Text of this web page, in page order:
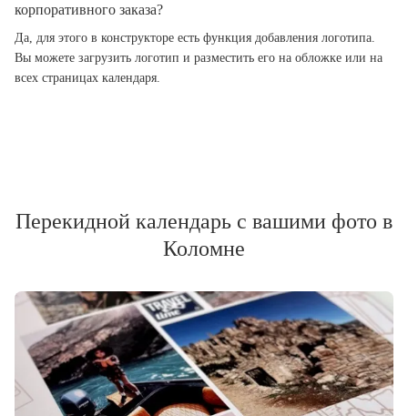
корпоративного заказа?
Да, для этого в конструкторе есть функция добавления логотипа.
Вы можете загрузить логотип и разместить его на обложке или на
всех страницах календаря.
Перекидной календарь с вашими фото в
Коломне